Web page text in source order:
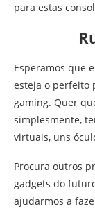
para estas
Esperamos que
esteja o perfeito
gaming. Quer
simplesmente,
virtuais, uns
Procura outros
gadgets do
ajudarmos a